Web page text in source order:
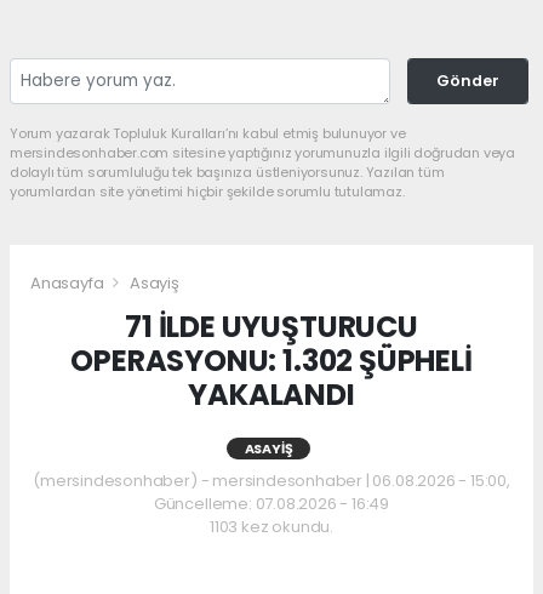
Gönder
Yorum yazarak Topluluk Kuralları’nı kabul etmiş bulunuyor ve
mersindesonhaber.com sitesine yaptığınız yorumunuzla ilgili doğrudan veya
dolaylı tüm sorumluluğu tek başınıza üstleniyorsunuz. Yazılan tüm
yorumlardan site yönetimi hiçbir şekilde sorumlu tutulamaz.
Anasayfa Asayiş
71 İLDE UYUŞTURUCU
OPERASYONU: 1.302 ŞÜPHELİ
YAKALANDI
ASAYIŞ
(mersindesonhaber) - mersindesonhaber | 06.08.2026 - 15:00,
Güncelleme: 07.08.2026 - 16:49
1103 kez okundu.